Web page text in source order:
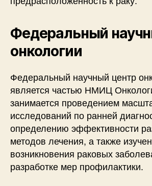
Федеральный
онкологии
Федеральный научный центр
является частью НМИЦ
занимается проведением
исследований по ранней
определению эффективности
методов лечения, а также
возникновения раковых
разработке мер профилактики.